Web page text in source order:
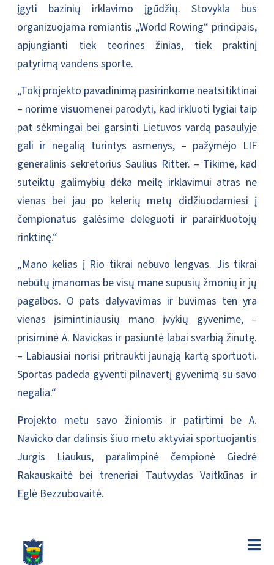
įgyti bazinių irklavimo įgūdžių. Stovykla bus
organizuojama remiantis „World Rowing“ principais,
apjungianti tiek teorines žinias, tiek praktinį
patyrimą vandens sporte.
„Tokį projekto pavadinimą pasirinkome neatsitiktinai
– norime visuomenei parodyti, kad irkluoti lygiai taip
pat sėkmingai bei garsinti Lietuvos vardą pasaulyje
gali ir negalią turintys asmenys, – pažymėjo LIF
generalinis sekretorius Saulius Ritter. – Tikime, kad
suteiktų galimybių dėka meilę irklavimui atras ne
vienas bei jau po kelerių metų didžiuodamiesi į
čempionatus galėsime deleguoti ir parairkluotojų
rinktinę.“
„Mano kelias į Rio tikrai nebuvo lengvas. Jis tikrai
nebūtų įmanomas be visų mane supusių žmonių ir jų
pagalbos. O pats dalyvavimas ir buvimas ten yra
vienas įsimintiniausių mano įvykių gyvenime, –
prisiminė A. Navickas ir pasiuntė labai svarbią žinutę.
– Labiausiai norisi pritraukti jaunąją kartą sportuoti.
Sportas padeda gyventi pilnavertį gyvenimą su savo
negalia.“
Projekto metu savo žiniomis ir patirtimi be A.
Navicko dar dalinsis šiuo metu aktyviai sportuojantis
Jurgis Liaukus, paralimpinė čempionė Giedrė
Rakauskaitė bei treneriai Tautvydas Vaitkūnas ir
Eglė Bezzubovaitė.